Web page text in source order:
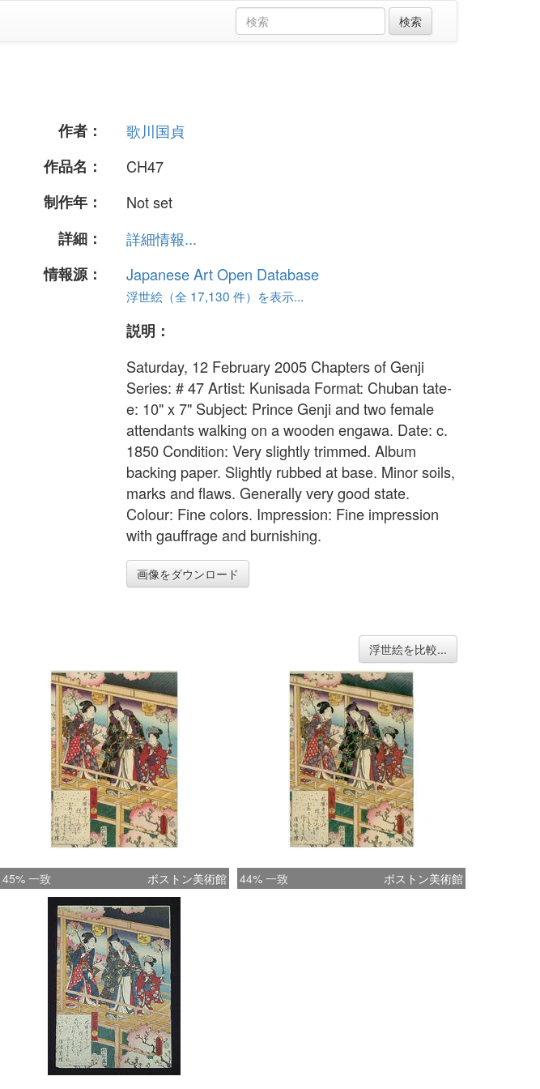
作者：
歌川国貞
作品名：
CH47
制作年：
Not set
詳細：
詳細情報...
情報源：
Japanese Art Open Database
浮世絵（全 17,130 件）を表示...
説明：
Saturday, 12 February 2005 Chapters of Genji
Series: # 47 Artist: Kunisada Format: Chuban tate-
e: 10" x 7" Subject: Prince Genji and two female
attendants walking on a wooden engawa. Date: c.
1850 Condition: Very slightly trimmed. Album
backing paper. Slightly rubbed at base. Minor soils,
marks and flaws. Generally very good state.
Colour: Fine colors. Impression: Fine impression
with gauffrage and burnishing.
画像をダウンロード
浮世絵を比較...
45% 一致 ボストン美術館 44% 一致 ボストン美術館